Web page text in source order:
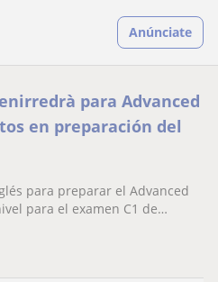
Anúnciate
para Advanced
en preparación del
para preparar el Advanced
para el examen C1 de